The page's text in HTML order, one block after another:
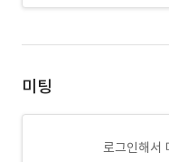
미팅
로그인해서